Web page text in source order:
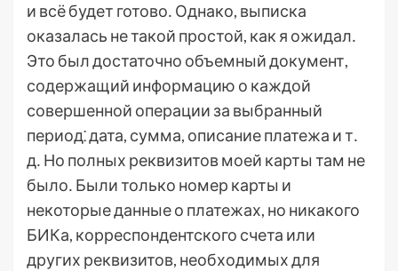
и всё будет готово․ Однако, выписка
оказалась не такой простой, как я ожидал․
Это был достаточно объемный документ,
содержащий информацию о каждой
совершенной операции за выбранный
период⁚ дата, сумма, описание платежа и т․
д․ Но полных реквизитов моей карты там не
было․ Были только номер карты и
некоторые данные о платежах, но никакого
БИКа, корреспондентского счета или
других реквизитов, необходимых для